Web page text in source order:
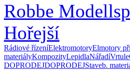
Robbe
Hořejší
Rádiové řízeníElektromotoryElmotory
materiályKompozityLepidlaNářadíVrtule
DOPRODEJDOPRODEJStaveb.